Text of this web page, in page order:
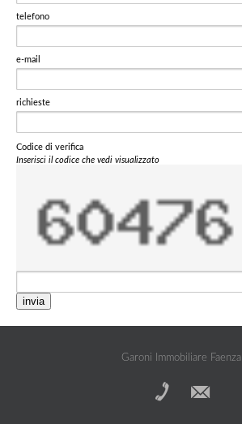
telefono
e-mail
richieste
Codice di verifica
Inserisci il codice che vedi visualizzato
invia
Garoni Immobiliare Faenza